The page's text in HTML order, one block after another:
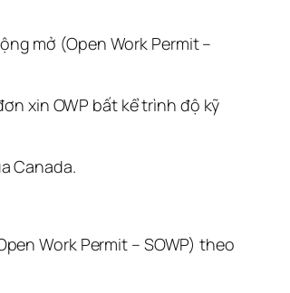
mở (Open Work Permit –
xin OWP bất kể trình độ kỹ
Canada.
Work Permit – SOWP) theo